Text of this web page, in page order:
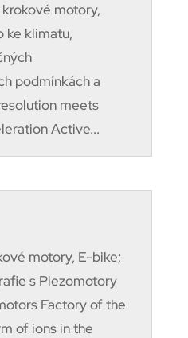
motory,
ke klimatu,
podmínkách a
meets
Active...
motory, E-bike;
s Piezomotory
Factory of the
of ions in the